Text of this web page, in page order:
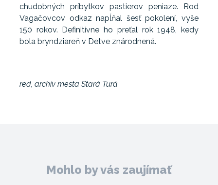
chudobných príbytkov pastierov peniaze. Rod
Vagačovcov odkaz napĺňal šesť pokolení, vyše
150 rokov. Definitívne ho preťal rok 1948, kedy
bola bryndziareň v Detve znárodnená.
red, archív mesta Stará Turá
Mohlo by vás zaujímať